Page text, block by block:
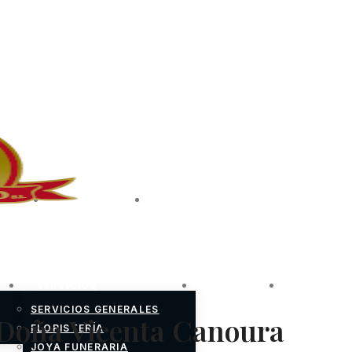
PREGUNTAS
SERVICIOS GENERALES
FLORISTERÍA
JOYA FUNERARIA
Vicenta Canoura